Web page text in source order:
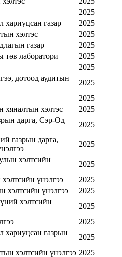
2025
хариуцсан газар
2025
хэлтэс
2025
газар
2025
төв лаборатори
2025
2025
дотоод аудитын
2025
2025
хяналтын хэлтэс
2025
дарга, Сэр-Од
2025
газрын дарга,
2025
хэлтсийн
2025
үнэлгээ
2025
хэлтсийн үнэлгээ
2025
хэлтсийн
2025
2025
хариуцсан газрын
2025
хэлтсийн үнэлгээ 2025